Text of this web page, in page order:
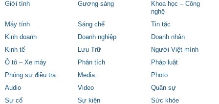
Giới tính
Gương sáng
Khoa học – Công
nghệ
Máy tính
Sáng chế
Tin tặc
Kinh doanh
Doanh nghiệp
Doanh nhân
Kinh tế
Lưu Trữ
Người Việt mình
Ô tô – Xe máy
Phân tích
Pháp luật
Phóng sự điều tra
Media
Photo
Audio
Video
Quân sự
Sự cố
Sự kiện
Sức khỏe